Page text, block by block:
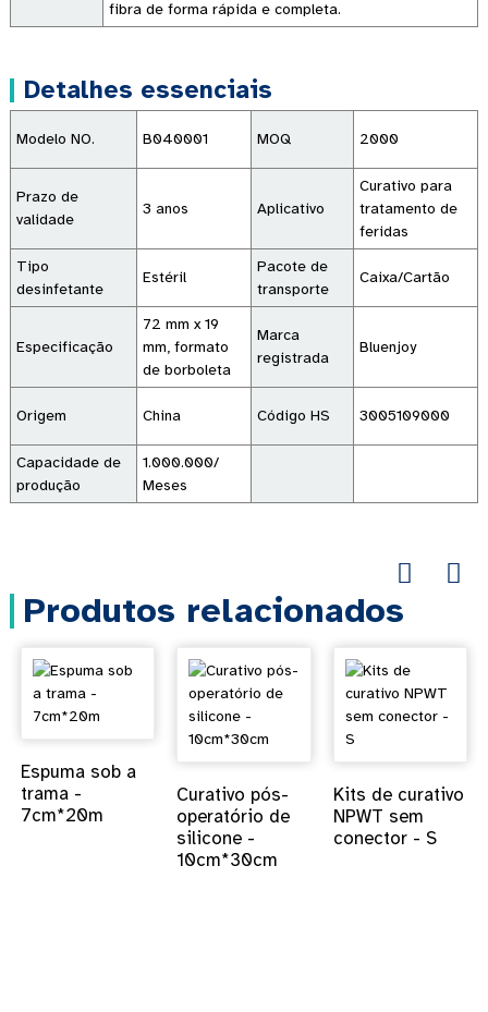
fibra de forma rápida e completa.
Detalhes essenciais
Modelo NO. B040001 MOQ 2000
Prazo de
validade
3 anos Aplicativo
Curativo para
tratamento de
feridas
Tipo
desinfetante
Estéril
Pacote de
transporte
Caixa/Cartão
Especificação
72 mm x 19
mm, formato
de borboleta
Marca
registrada
Bluenjoy
Origem China Código HS 3005109000
Capacidade de
produção
1.000.000/
Meses
Produtos relacionados
Espuma sob a
trama -
7cm*20m
Curativo pós-
operatório de
silicone -
10cm*30cm
Kits de curativo
NPWT sem
conector - S